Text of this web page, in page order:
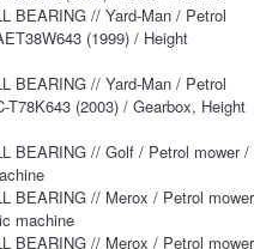
BEARING // Yard-Man / Petrol
(1999) / Height
BEARING // Yard-Man / Petrol
(2003) / Gearbox, Height
BEARING // Golf / Petrol mower /
BEARING // Merox / Petrol mower
machine
BEARING // Merox / Petrol mower